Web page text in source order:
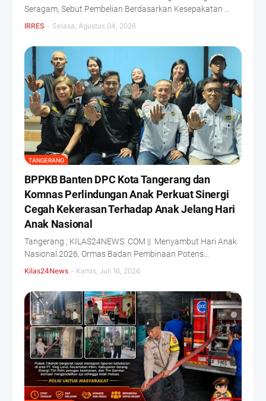
Seragam, Sebut Pembelian Berdasarkan Kesepakatan …
IRRES - Selasa, Agustus 04, 2026
TANGERANG
BPPKB Banten DPC Kota Tangerang dan
Komnas Perlindungan Anak Perkuat Sinergi
Cegah Kekerasan Terhadap Anak Jelang Hari
Anak Nasional
Tangerang , KILAS24NEWS. COM || Menyambut Hari Anak
Nasional 2026, Ormas Badan Pembinaan Potens…
Kilas24News - Kamis, Juli 16, 2026